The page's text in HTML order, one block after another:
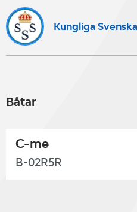
Kungliga
Båtar
C-me
B-02R5R